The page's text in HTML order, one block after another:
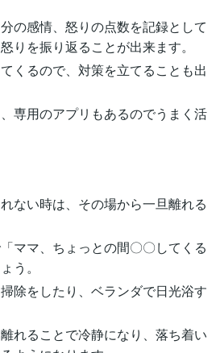
の感情、怒りの点数を記録として
りを振り返ることが出来ます。
くるので、対策を立てることも出
専用のアプリもあるのでうまく活
ない時は、その場から一旦離れる
ママ、ちょっとの間〇〇してくる
う。
除をしたり、ベランダで日光浴す
れることで冷静になり、落ち着い